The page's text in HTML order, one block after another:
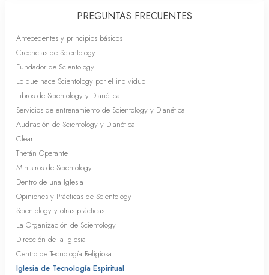
PREGUNTAS FRECUENTES
Antecedentes y principios básicos
Creencias de Scientology
Fundador de Scientology
Lo que hace Scientology por el individuo
Libros de Scientology y Dianética
Servicios de entrenamiento de Scientology y Dianética
Auditación de Scientology y Dianética
Clear
Thetán Operante
Ministros de Scientology
Dentro de una Iglesia
Opiniones y Prácticas de Scientology
Scientology y otras prácticas
La Organización de Scientology
Dirección de la Iglesia
Centro de Tecnología Religiosa
Iglesia de Tecnología Espiritual